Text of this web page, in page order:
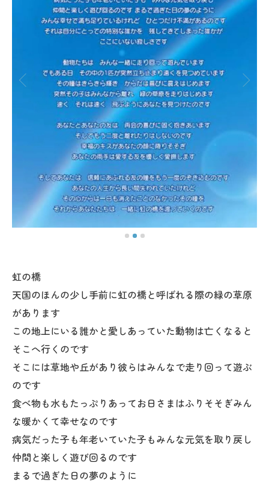
虹の橋
天国のほんの少し手前に虹の橋と呼ばれる際の緑の草原
があります
この地上にいる誰かと愛しあっていた動物は亡くなると
そこへ行くのです
そこには草地や丘があり彼らはみんなで走り回って遊ぶ
のです
食べ物も水もたっぷりあってお日さまはふりそそぎみん
な暖かくて幸せなのです
病気だった子も年老いていた子もみんな元気を取り戻し
仲間と楽しく遊び回るのです
まるで過ぎた日の夢のように